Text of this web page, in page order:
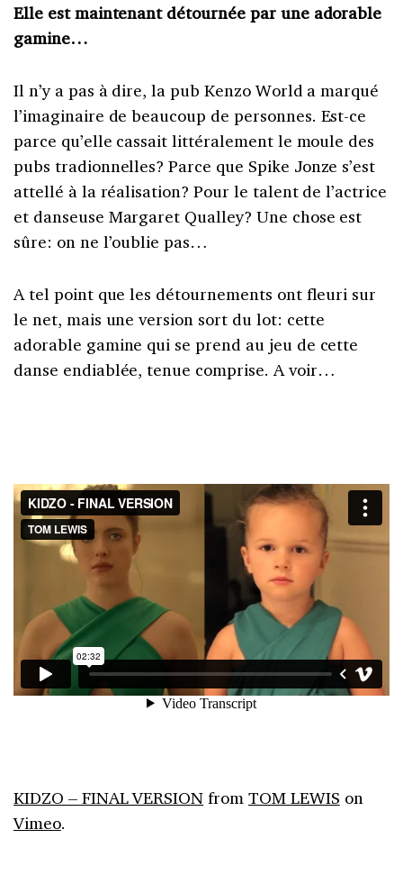
Elle est maintenant détournée par une adorable
gamine…
Il n’y a pas à dire, la pub Kenzo World a marqué
l’imaginaire de beaucoup de personnes. Est-ce
parce qu’elle cassait littéralement le moule des
pubs tradionnelles? Parce que Spike Jonze s’est
attellé à la réalisation? Pour le talent de l’actrice
et danseuse Margaret Qualley? Une chose est
sûre: on ne l’oublie pas…
A tel point que les détournements ont fleuri sur
le net, mais une version sort du lot: cette
adorable gamine qui se prend au jeu de cette
danse endiablée, tenue comprise. A voir…
KIDZO – FINAL VERSION from TOM LEWIS on
Vimeo.